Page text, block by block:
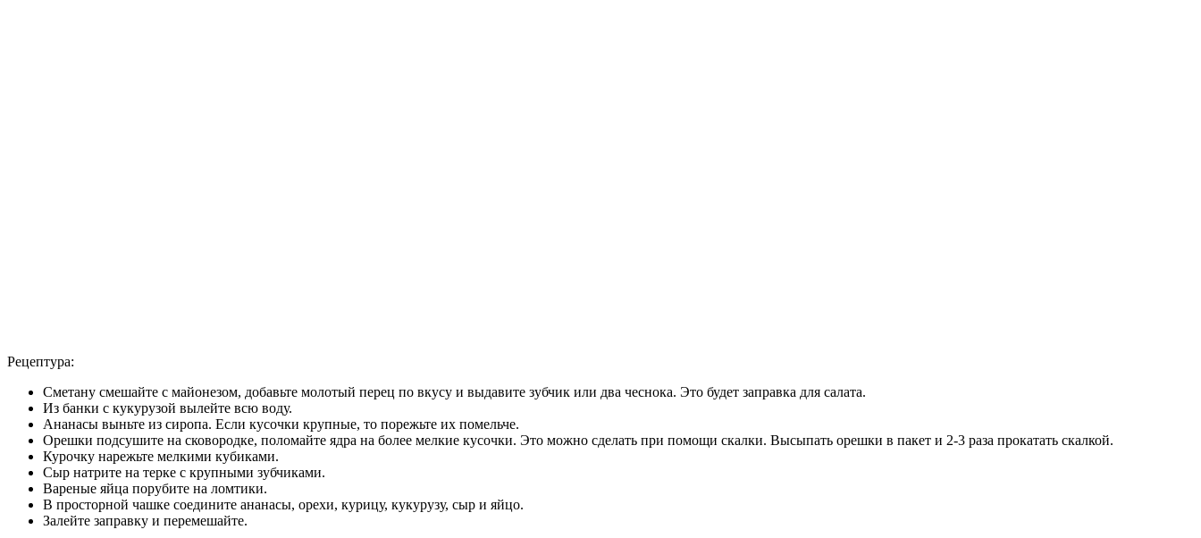
Рецептура:
Сметану смешайте с майонезом, добавьте молотый перец по вкусу и выдавите зубчик или два чеснока. Это будет заправка для салата.
Из банки с кукурузой вылейте всю воду.
Ананасы выньте из сиропа. Если кусочки крупные, то порежьте их помельче.
Орешки подсушите на сковородке, поломайте ядра на более мелкие кусочки. Это можно сделать при помощи скалки. Высыпать орешки в пакет и 2-3 раза прокатать скалкой.
Курочку нарежьте мелкими кубиками.
Сыр натрите на терке с крупными зубчиками.
Вареные яйца порубите на ломтики.
В просторной чашке соедините ананасы, орехи, курицу, кукурузу, сыр и яйцо.
Залейте заправку и перемешайте.